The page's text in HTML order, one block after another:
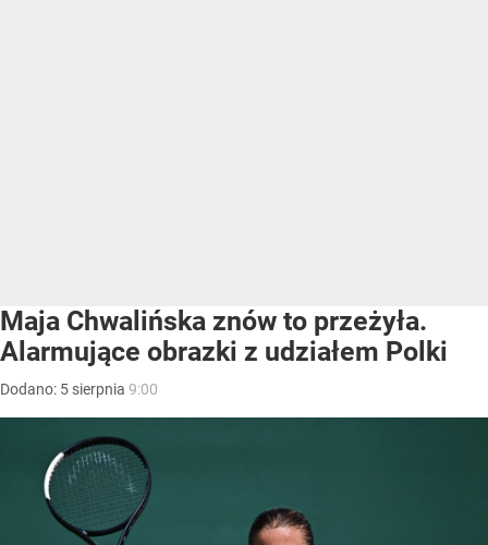
Maja Chwalińska znów to przeżyła.
Alarmujące obrazki z udziałem Polki
Dodano: 5 sierpnia 9:00